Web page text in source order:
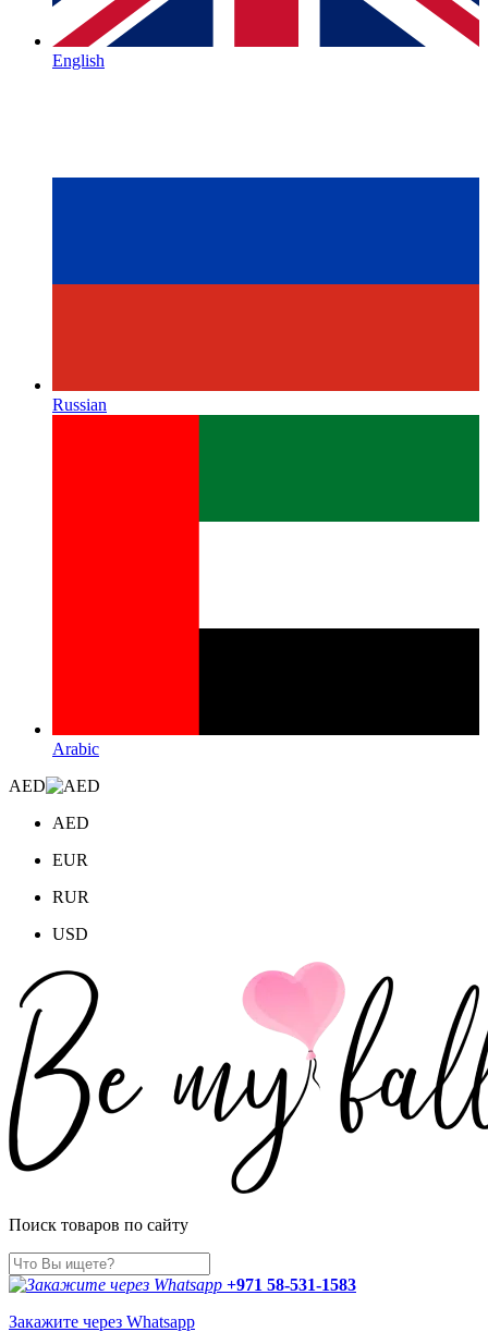
English
Russian
Arabic
AED
AED
EUR
RUR
USD
Поиск товаров по сайту
+971 58-531-1583
Закажите через Whatsapp